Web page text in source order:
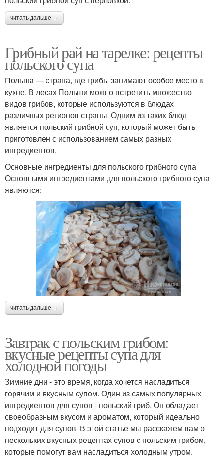
читать дальше →
Грибный рай на тарелке: рецепты
польского супа
Польша — страна, где грибы занимают особое место в
кухне. В лесах Польши можно встретить множество
видов грибов, которые используются в блюдах
различных регионов страны. Одним из таких блюд
является польский грибной суп, который может быть
приготовлен с использованием самых разных
ингредиентов.
Основные ингредиенты для польского грибного супа
Основными ингредиентами для польского грибного супа
являются:
читать дальше →
Завтрак с польским грибом:
вкусные рецепты супа для
холодной погоды
Зимние дни - это время, когда хочется насладиться
горячим и вкусным супом. Один из самых популярных
ингредиентов для супов - польский гриб. Он обладает
своеобразным вкусом и ароматом, который идеально
подходит для супов. В этой статье мы расскажем вам о
нескольких вкусных рецептах супов с польским грибом,
которые помогут вам насладиться холодным утром.